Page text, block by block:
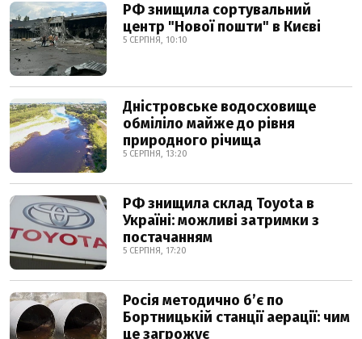
РФ знищила сортувальний
центр "Нової пошти" в Києві
5 СЕРПНЯ, 10:10
Дністровське водосховище
обміліло майже до рівня
природного річища
5 СЕРПНЯ, 13:20
РФ знищила склад Toyota в
Україні: можливі затримки з
постачанням
5 СЕРПНЯ, 17:20
Росія методично б’є по
Бортницькій станції аерації: чим
це загрожує